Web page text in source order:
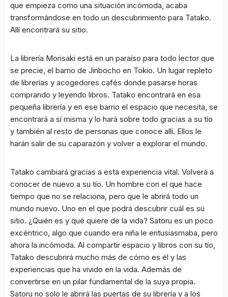
que empieza como una situación incómoda, acaba
transformándose en todo un descubrimiento para Tatako.
Allí encontrará su sitio.
La librería Morisaki está en un paraíso para todo lector que
se precie, el barrio de Jinbocho en Tokio. Un lugar repleto
de librerías y acogedores cafés donde pasarse horas
comprando y leyendo libros. Tatako encontrará en esa
pequeña librería y en ese barrio el espacio que necesita, se
encontrará a sí misma y lo hará sobre todo gracias a su tío
y también al resto de personas que conoce allí. Ellos le
harán salir de su caparazón y volver a explorar el mundo.
Tatako cambiará gracias a esta experiencia vital. Volverá a
conocer de nuevo a su tío. Un hombre con el que hace
tiempo que no se relaciona, pero que le abrirá todo un
mundo nuevo. Uno en el que podrá descubrir cuál es su
sitio. ¿Quién es y qué quiere de la vida? Satoru es un poco
excéntrico, algo que cuando era niña le entusiasmaba, pero
ahora la incómoda. Al compartir espacio y libros con su tío,
Tatako descubrirá mucho más de cómo es él y las
experiencias que ha vivido en la vida. Además de
convertirse en un pilar fundamental de la suya propia.
Satoru no solo le abrirá las puertas de su librería y a los